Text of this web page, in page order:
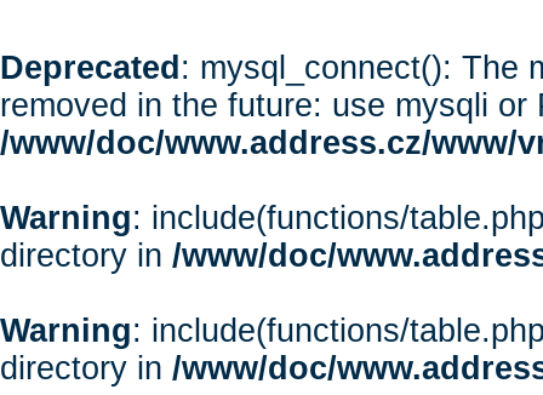
Deprecated : mysql_connect(): The
removed in the future: use mysqli or
/www/doc/www.address.cz/www/
Warning: include(functions/
directory in /www/doc/
Warning: include(functions/
directory in /www/doc/